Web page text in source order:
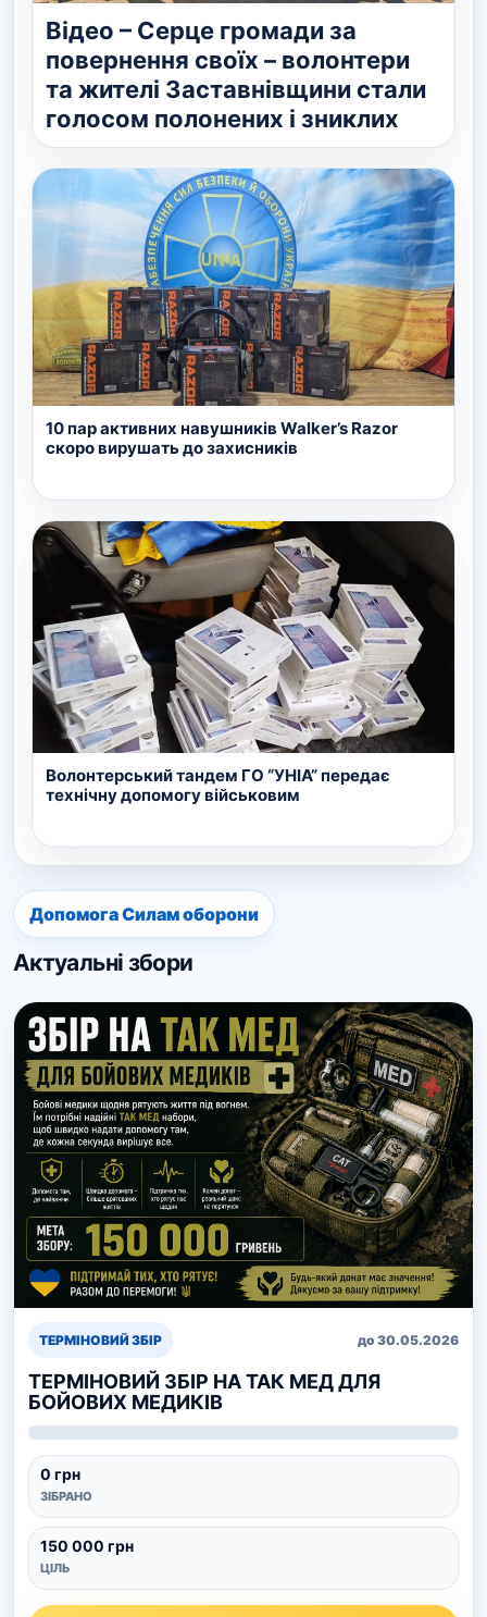
Відео – Серце громади за
повернення своїх – волонтери
та жителі Заставнівщини стали
голосом полонених і зниклих
10 пар активних навушників Walker’s Razor
скоро вирушать до захисників
Волонтерський тандем ГО “УНІА” передає
технічну допомогу військовим
Допомога Силам оборони
Актуальні збори
ТЕРМІНОВИЙ ЗБІР до 30.05.2026
ТЕРМІНОВИЙ ЗБІР НА ТАК МЕД ДЛЯ
БОЙОВИХ МЕДИКІВ
0 грн
ЗІБРАНО
150 000 грн
ЦІЛЬ